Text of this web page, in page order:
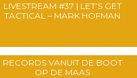
LIVESTREAM #37 | LET’S GET
TACTICAL – MARK HOFMAN
RECORDS VANUIT DE BOOT
OP DE MAAS